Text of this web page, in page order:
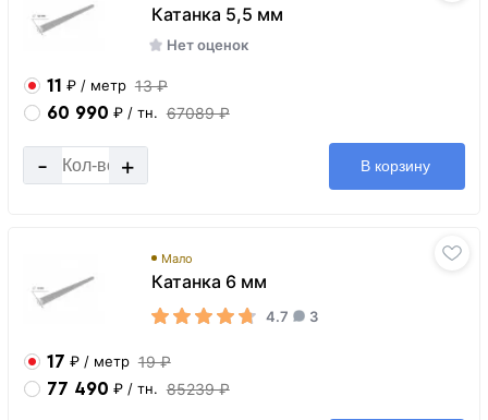
Катанка 5,5 мм
Нет оценок
11 ₽ / метр 13 ₽
60 990 ₽ / тн. 67089 ₽
- + В корзину
Мало
Катанка 6 мм
4.7 3
17 ₽ / метр 19 ₽
77 490 ₽ / тн. 85239 ₽